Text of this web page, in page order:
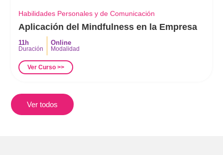
Habilidades Personales y de Comunicación
Aplicación del Mindfulness en la Empresa
11h
Duración
Online
Modalidad
Ver Curso >>
Ver todos